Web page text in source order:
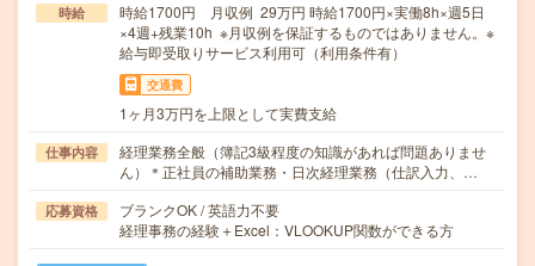
時給
時給1700円 月収例 29万円 時給1700円×実働8h×週5日
×4週+残業10h ※月収例を保証するものではありません。※
給与即受取りサービス利用可（利用条件有）
交通費
1ヶ月3万円を上限として実費支給
仕事内容
経理業務全般（簿記3級程度の知識があれば問題ありませ
ん）＊正社員の補助業務・日次経理業務（仕訳入力、…
応募資格
ブランクOK / 英語力不要
経理事務の経験＋Excel：VLOOKUP関数ができる方